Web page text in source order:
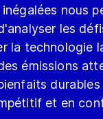
nous
les
la technologie
émissions
et en